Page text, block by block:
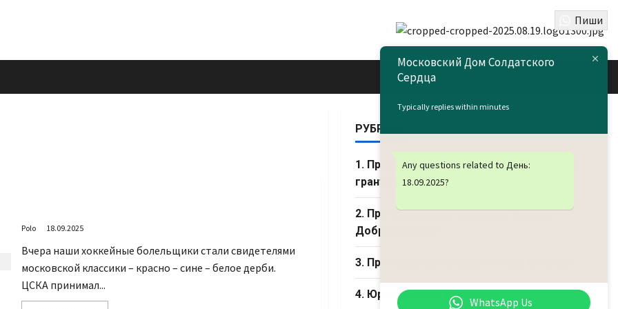
Polo 18.09.2025
Вчера наши хоккейные болельщики стали свидетелями
московской классики – красно – сине – белое дерби.
ЦСКА принимал...
РУБРИКИ
1. При поддержке Фонда Президентских
грантов
2. При поддержке конкурса "Москва –
Добрый город"
3. При поддержке гранта Мэра Москвы
4. Юридическая страничка
Московский Дом Солдатского
Сердца
Typically replies within minutes
Any questions related to День:
18.09.2025?
WhatsApp Us
Пиши